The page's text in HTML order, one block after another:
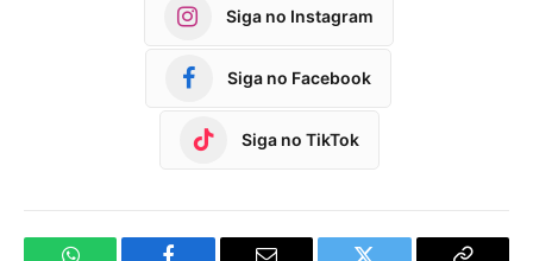
Siga no Instagram
Siga no Facebook
Siga no TikTok